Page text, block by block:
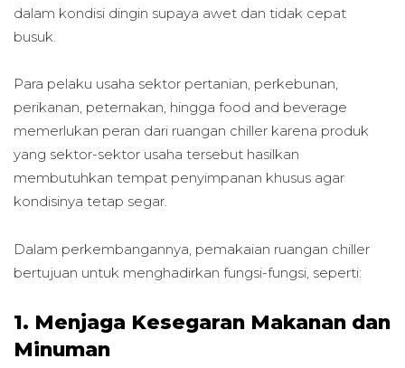
dalam kondisi dingin supaya awet dan tidak cepat
busuk.
Para pelaku usaha sektor pertanian, perkebunan,
perikanan, peternakan, hingga food and beverage
memerlukan peran dari ruangan chiller karena produk
yang sektor-sektor usaha tersebut hasilkan
membutuhkan tempat penyimpanan khusus agar
kondisinya tetap segar.
Dalam perkembangannya, pemakaian ruangan chiller
bertujuan untuk menghadirkan fungsi-fungsi, seperti:
1. Menjaga Kesegaran Makanan dan
Minuman